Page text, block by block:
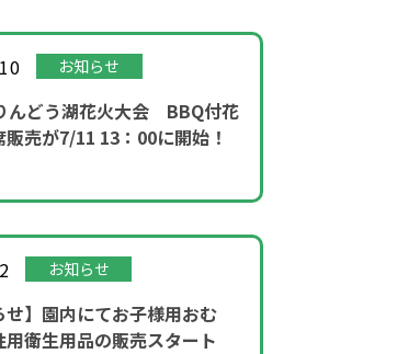
お知らせ
んどう湖花火大会 BBQ付花
販売が7/11 13：00に開始！
お知らせ
せ】園内にてお子様用おむ
用衛生用品の販売スタート